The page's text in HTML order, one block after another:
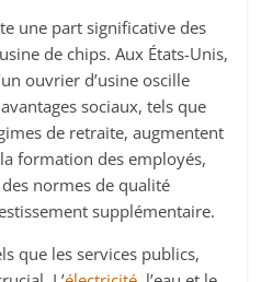
une part significative des
de chips. Aux États-Unis,
ouvrier d’usine oscille
sociaux, tels que
de retraite, augmentent
formation des employés,
normes de qualité
supplémentaire.
que les services publics,